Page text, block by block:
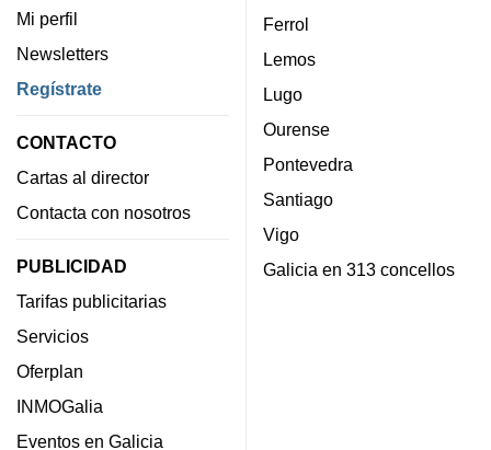
Mi perfil
Newsletters
Regístrate
CONTACTO
Cartas al director
Contacta con nosotros
PUBLICIDAD
Tarifas publicitarias
Servicios
Oferplan
INMOGalia
Eventos en Galicia
Ferrol
Lemos
Lugo
Ourense
Pontevedra
Santiago
Vigo
Galicia en 313 concellos